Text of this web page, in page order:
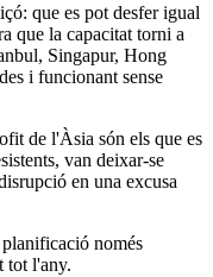
que es pot desfer igual
que la capacitat torni a
Singapur, Hong
i funcionant sense
de l'Àsia són els que es
van deixar-se
en una excusa
només
tot l'any.